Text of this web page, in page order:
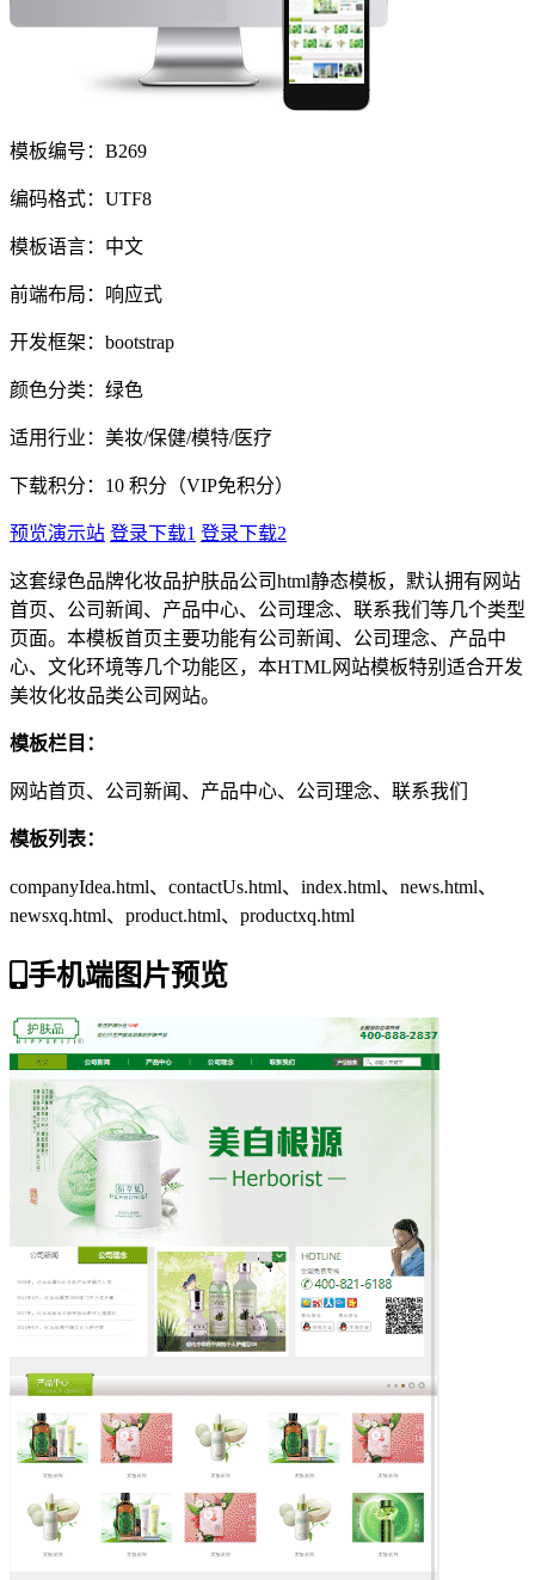
模板编号：B269
编码格式：UTF8
模板语言：中文
前端布局：响应式
开发框架：bootstrap
颜色分类：绿色
适用行业：美妆/保健/模特/医疗
下载积分： 10 积分（VIP免积分）
预览演示站 登录下载1 登录下载2
这套绿色品牌化妆品护肤品公司html静态模板，默认拥有网站
首页、公司新闻、产品中心、公司理念、联系我们等几个类型
页面。本模板首页主要功能有公司新闻、公司理念、产品中
心、文化环境等几个功能区，本HTML网站模板特别适合开发
美妆化妆品类公司网站。
模板栏目：
网站首页、公司新闻、产品中心、公司理念、联系我们
模板列表：
companyIdea.html、contactUs.html、index.html、news.html、
newsxq.html、product.html、productxq.html
手机端图片预览